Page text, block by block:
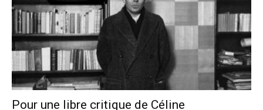
Pour une libre critique de Céline